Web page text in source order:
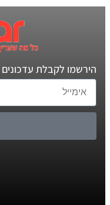
הירשמו לקבלת עדכונים